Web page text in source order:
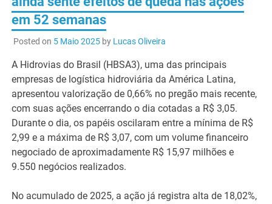
em 52 semanas
Posted on 5 Maio 2025by Lucas Oliveira
A Hidrovias do Brasil (HBSA3), uma das principais
empresas de logística hidroviária da América Latina,
apresentou valorização de 0,66% no pregão mais recente,
com suas ações encerrando o dia cotadas a R$ 3,05.
Durante o dia, os papéis oscilaram entre a mínima de R$
2,99 e a máxima de R$ 3,07, com um volume financeiro
negociado de aproximadamente R$ 15,97 milhões e
9.550 negócios realizados.
No acumulado de 2025, a ação já registra alta de 18,02%,